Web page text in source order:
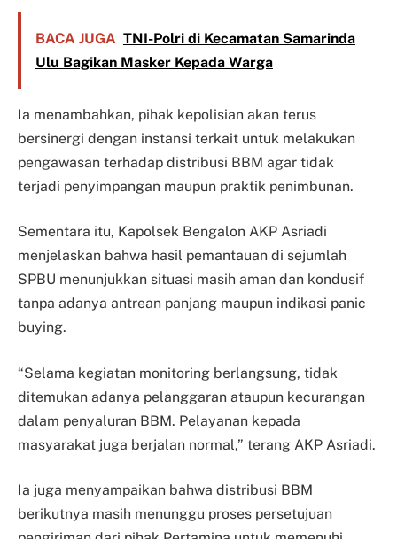
BACA JUGA TNI-Polri di Kecamatan Samarinda
Ulu Bagikan Masker Kepada Warga
Ia menambahkan, pihak kepolisian akan terus
bersinergi dengan instansi terkait untuk melakukan
pengawasan terhadap distribusi BBM agar tidak
terjadi penyimpangan maupun praktik penimbunan.
Sementara itu, Kapolsek Bengalon AKP Asriadi
menjelaskan bahwa hasil pemantauan di sejumlah
SPBU menunjukkan situasi masih aman dan kondusif
tanpa adanya antrean panjang maupun indikasi panic
buying.
“Selama kegiatan monitoring berlangsung, tidak
ditemukan adanya pelanggaran ataupun kecurangan
dalam penyaluran BBM. Pelayanan kepada
masyarakat juga berjalan normal,” terang AKP Asriadi.
Ia juga menyampaikan bahwa distribusi BBM
berikutnya masih menunggu proses persetujuan